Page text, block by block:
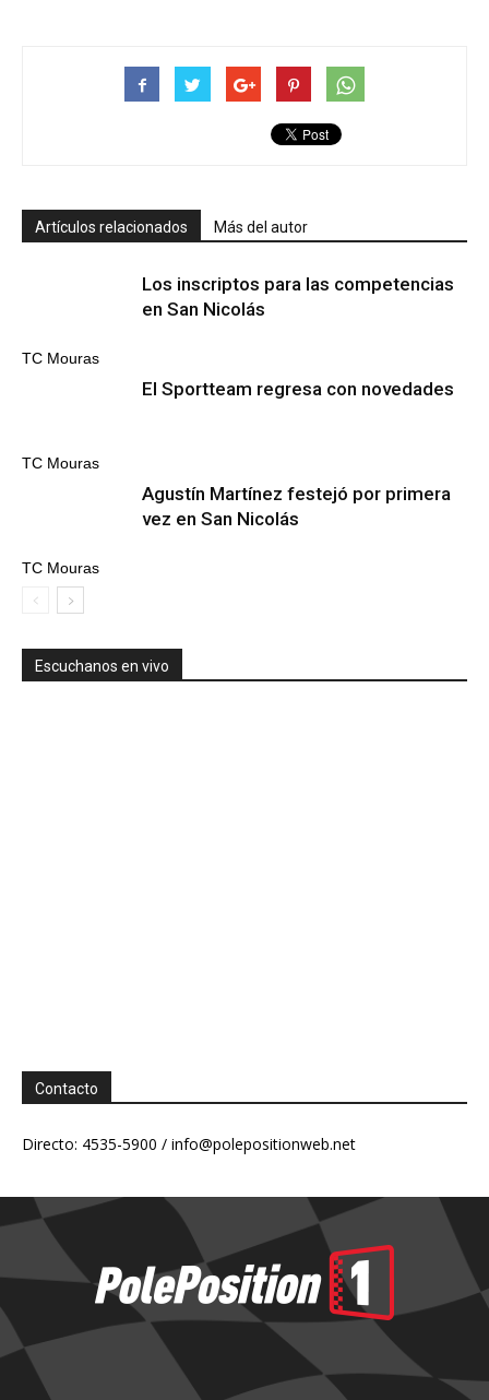
Artículos relacionados Más del autor
TC Mouras
Los inscriptos para las competencias
en San Nicolás
TC Mouras
El Sportteam regresa con novedades
TC Mouras
Agustín Martínez festejó por primera
vez en San Nicolás
Escuchanos en vivo
Contacto
Directo: 4535-5900 / info@polepositionweb.net